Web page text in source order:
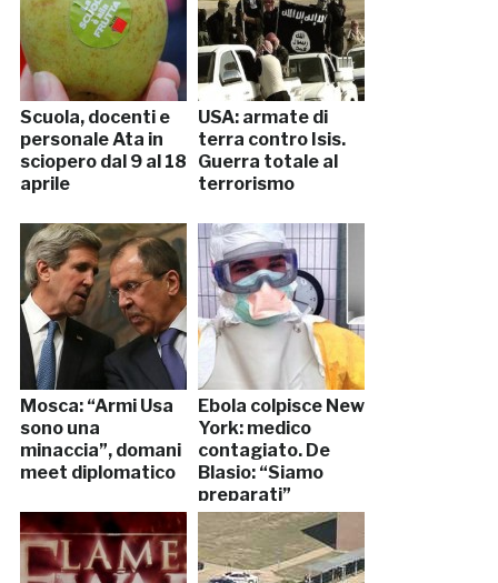
Scuola, docenti e
personale Ata in
sciopero dal 9 al 18
aprile
USA: armate di
terra contro Isis.
Guerra totale al
terrorismo
Mosca: “Armi Usa
sono una
minaccia”, domani
meet diplomatico
Ebola colpisce New
York: medico
contagiato. De
Blasio: “Siamo
preparati”